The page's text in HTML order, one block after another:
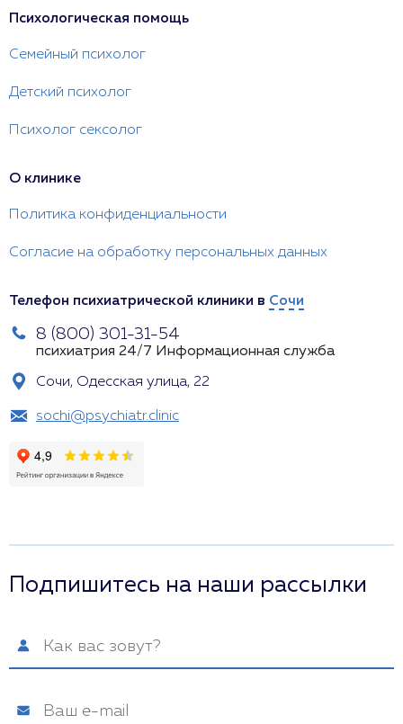
Психологическая помощь
Семейный психолог
Детский психолог
Психолог сексолог
О клинике
Политика конфиденциальности
Согласие на обработку персональных данных
Телефон психиатрической клиники в Сочи
8 (800) 301-31-54
психиатрия 24/7 Информационная служба
Сочи, Одесская улица, 22
sochi@psychiatr.clinic
Подпишитесь на наши рассылки